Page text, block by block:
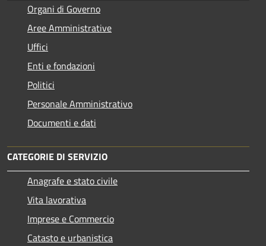
Organi di Governo
Aree Amministrative
Uffici
Enti e fondazioni
Politici
Personale Amministrativo
Documenti e dati
CATEGORIE DI SERVIZIO
Anagrafe e stato civile
Vita lavorativa
Imprese e Commercio
Catasto e urbanistica